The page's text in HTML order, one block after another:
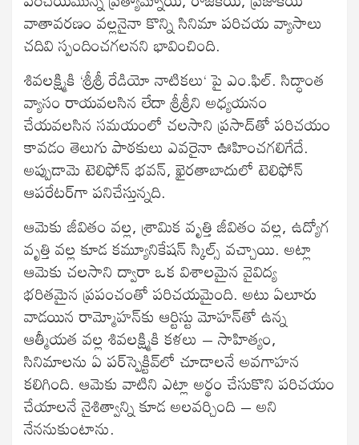
వాతావరణం వల్లనైనా కొన్ని సినిమా పరిచయ వ్యాసాలు
చదివి స్పందించగలనని భావించింది.
శివలక్ష్మికి ‘శ్రీశ్రీ రేడియో నాటికలు‘ పై ఎం.ఫిల్‍. సిద్ధాంత
వ్యాసం రాయవలసిన లేదా శ్రీశ్రీని అధ్యయనం
చేయవలసిన సమయంలో చలసాని ప్రసాద్‍తో పరిచయం
కావడం తెలుగు పాఠకులు ఎవరైనా ఊహించగలిగేదే.
అప్పుడామె టెలిఫోన్‍ భవన్‍, ఖైరతాబాదులో టెలిఫోన్‍
ఆపరేటర్‍గా పనిచేస్తున్నది.
ఆమెకు జీవితం వల్ల, శ్రామిక వృత్తి జీవితం వల్ల, ఉద్యోగ
వృత్తి వల్ల కూడ కమ్యూనికేషన్‍ స్కిల్స్ వచ్చాయి. అట్లా
ఆమెకు చలసాని ద్వారా ఒక విశాలమైన వైవిద్య
భరితమైన ప్రపంచంతో పరిచయమైంది. అటు ఏలూరు
వాడయిన రామ్మోహన్‍కు ఆర్టిస్టు మోహన్‍తో ఉన్న
ఆత్మీయత వల్ల శివలక్ష్మికి కళలు – సాహిత్యం,
సినిమాలను ఏ పర్‍స్పెక్టివ్‍లో చూడాలనే అవగాహన
కలిగింది. ఆమెకు వాటిని ఎట్లా అర్థం చేసుకొని పరిచయం
చేయాలనే నైశిత్వాన్ని కూడ అలవర్చింది – అని
నేననుకుంటాను.